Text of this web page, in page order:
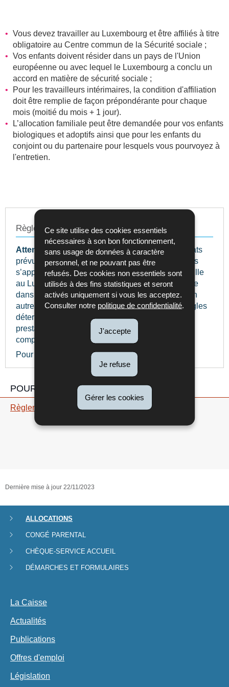
Ce site utilise des cookies essentiels
nécessaires à son bon fonctionnement,
sans usage de données à caractère
personnel, et ne pouvant pas être
refusés. Des cookies non essentiels sont
utilisés à des fins statistiques et seront
activés uniquement si vous les acceptez.
Consulter notre politique de confidentialité
J'accepte
Je refuse
Gérer les cookies
Vous devez travailler au Luxembourg et être affiliés à titre
obligatoire au Centre commun de la Sécurité sociale ;
Vos enfants doivent résider dans un pays de l'Union
européenneou avec lequel le Luxembourg a conclu un
accord en matière de sécurité sociale ;
Pour les travailleurs intérimaires, la condition d'affiliation
doit être remplie de façon prépondérante pour chaque
mois (moitié du mois + 1 jour).
L’allocation familiale peut être demandée pour vos enfants
biologiques et adoptifs ainsi que pour les enfants du
conjoint ou du partenaire pour lesquels vous pourvoyez à
l'entretien.
Règles de priorité
Attention: il existe des règles de priorité entre Etats
prévues dans la règlementation européenne. Elles
s’appliquent différemment si un des parents travaille
au Luxembourg, l’autre ne travaille pas ou travaille
dans le pays de résidence des enfants ou dans un
autre pays en dehors du Luxembourg etc. Ces règles
déterminent si vous avez droit à la totalité des
prestations familiales luxembourgeoises ou à un
complément différentiel.
Pour en savoir plus : rubrique "Je suis frontalier
POUR EN SAVOIR PLUS
Règlements CE
Dernière mise à jour22/11/2023
Menu
de
navigation
ALLOCATIONS
CONGÉ PARENTAL
CHÈQUE-SERVICE ACCUEIL
DÉMARCHES ET FORMULAIRES
La Caisse
Actualités
Publications
Offres d'emploi
Législation